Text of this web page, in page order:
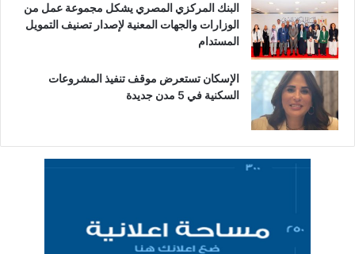
البنك المركزي المصري يشكل مجموعة عمل من
الوزارات والجهات المعنية لإصدار تصنيف التمويل
المستدام
الإسكان تستعرض موقف تنفيذ المشروعات
السكنية في 5 مدن جديدة